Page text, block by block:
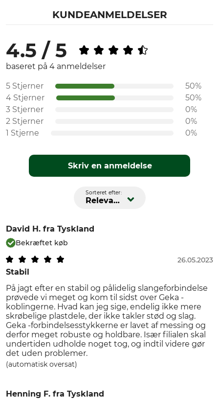
KUNDEANMELDELSER
4.5 / 5
baseret på 4 anmeldelser
5 Stjerner
50%
4 Stjerner
50%
3 Stjerner
0%
2 Stjerner
0%
1 Stjerne
0%
Skriv en anmeldelse
Sorteret efter:
Relevans
David H. fra Tyskland
Bekræftet køb
Stabil
26.05.2023
På jagt efter en stabil og pålidelig slangeforbindelse
prøvede vi meget og kom til sidst over Geka -
koblingerne. Hvad kan jeg sige, endelig ikke mere
skrøbelige plastdele, der ikke takler stød og slag.
Geka -forbindelsesstykkerne er lavet af messing og
derfor meget robuste og holdbare. Især filialen skal
undertiden udholde noget tog, og indtil videre gør
det uden problemer.
(automatisk oversat)
Henning F. fra Tyskland